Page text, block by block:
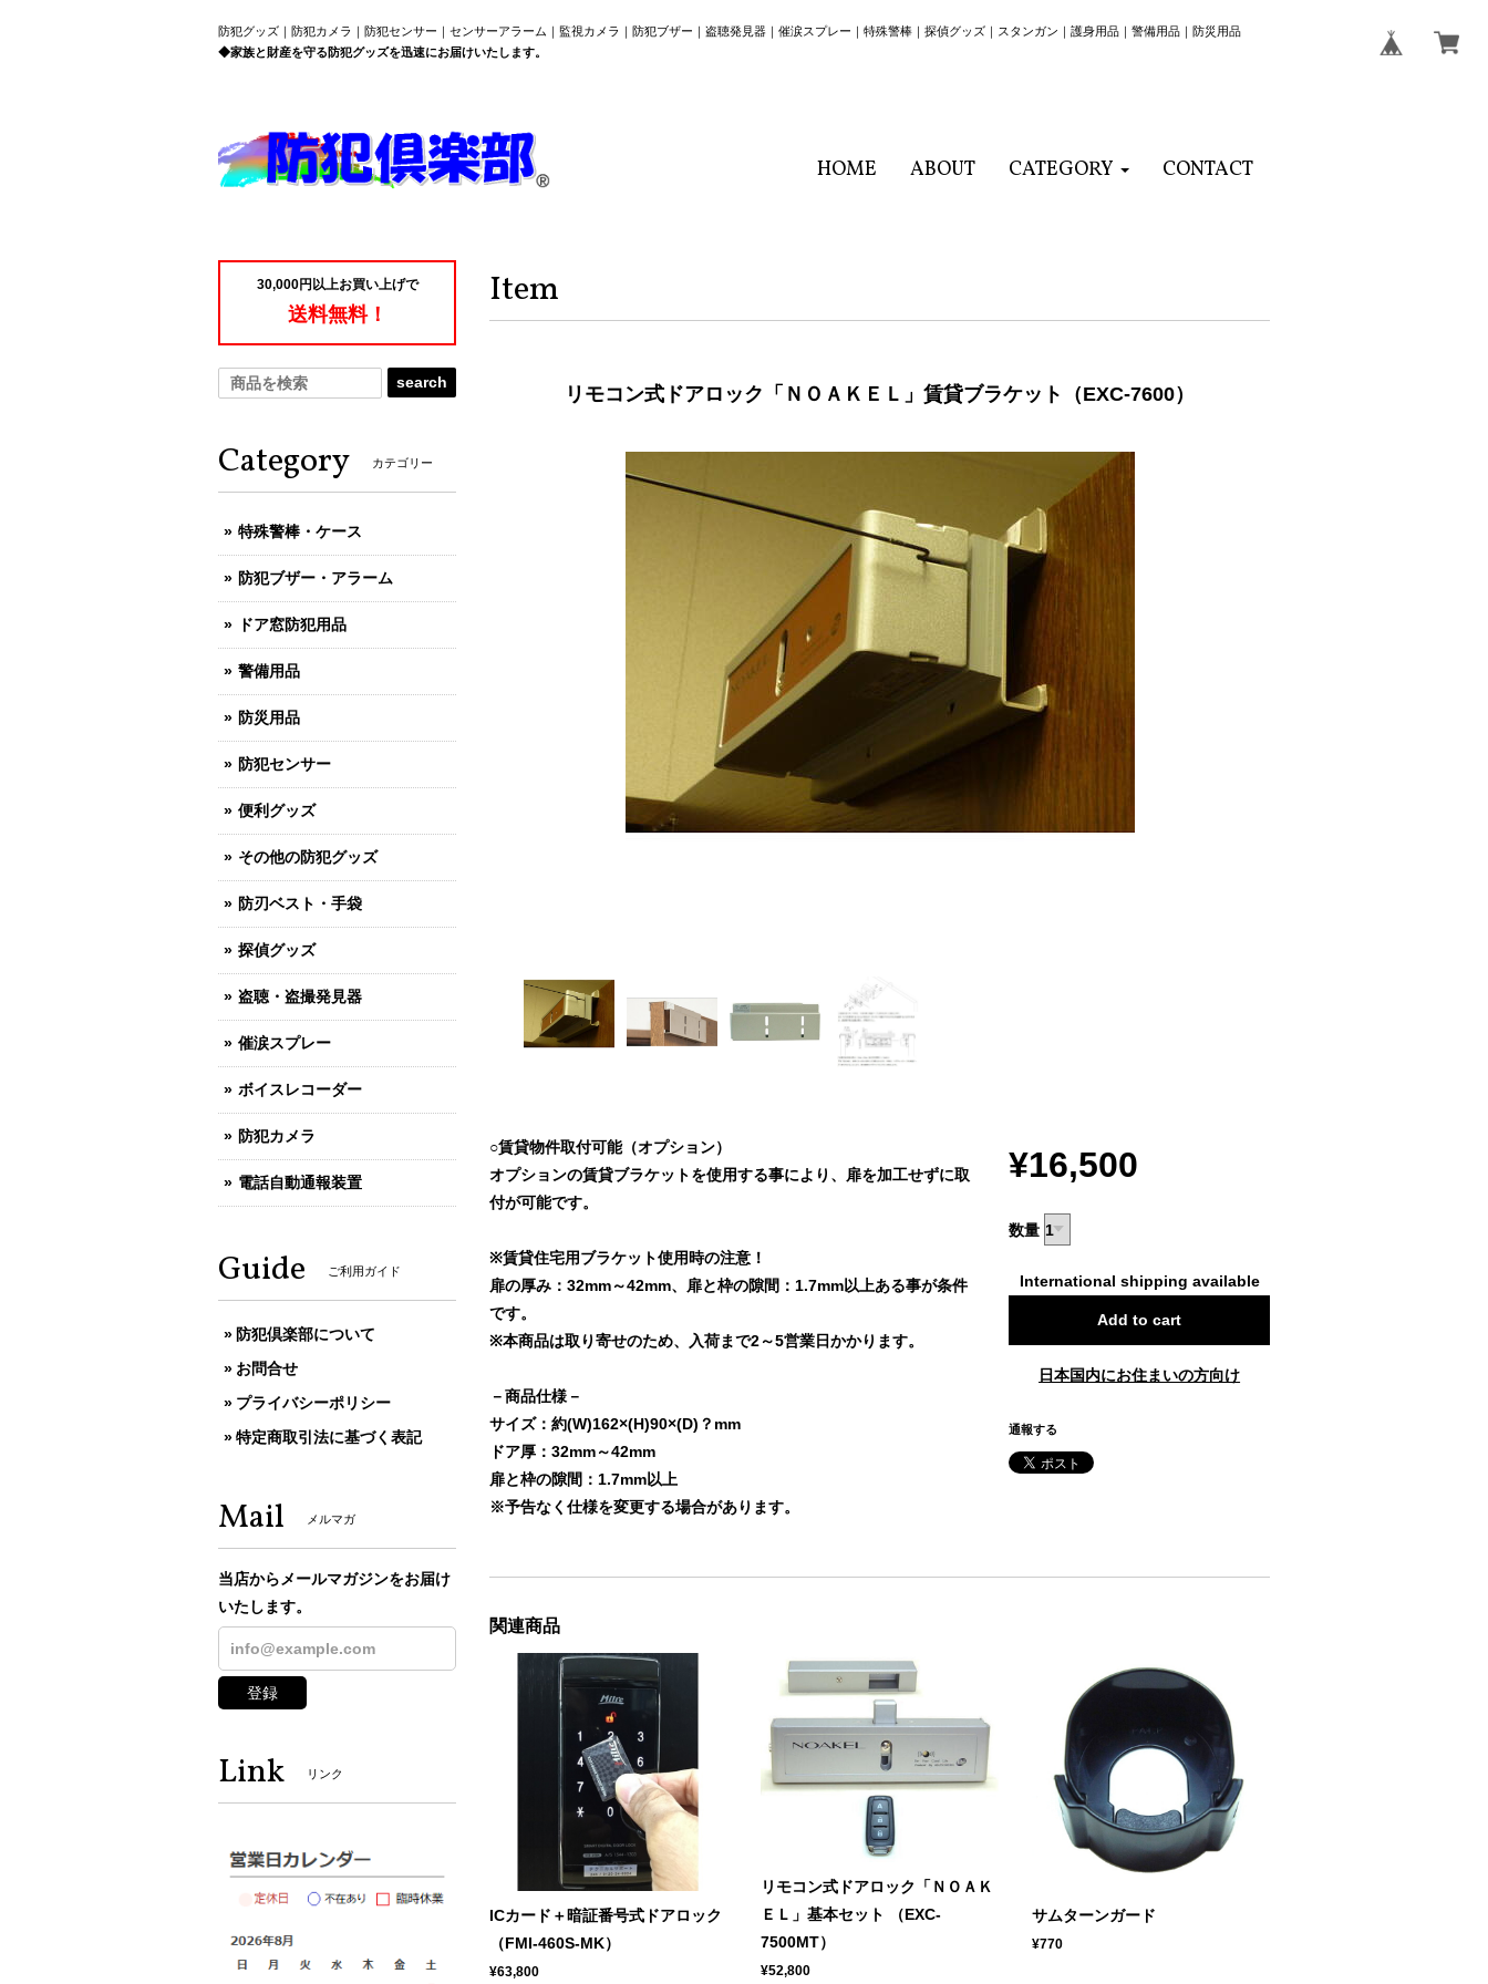
防犯グッズ｜防犯カメラ｜防犯センサー｜センサーアラーム｜監視カメラ｜防犯ブザー｜盗聴発見器｜催涙スプレー｜特殊警棒｜探偵グッズ｜スタンガン｜護身用品｜警備用品｜防災用品
◆家族と財産を守る防犯グッズを迅速にお届けいたします。
HOME ABOUT CATEGORY CONTACT
Item
リモコン式ドアロック「ＮＯＡＫＥＬ」賃貸ブラケット（EXC-7600）
○賃貸物件取付可能（オプション）
オプションの賃貸ブラケットを使用する事により、扉を加工せずに取
付が可能です。
※賃貸住宅用ブラケット使用時の注意！
扉の厚み：32mm～42mm、扉と枠の隙間：1.7mm以上ある事が条件
です。
※本商品は取り寄せのため、入荷まで2～5営業日かかります。
－商品仕様－
サイズ：約(W)162×(H)90×(D)？mm
ドア厚：32mm～42mm
扉と枠の隙間：1.7mm以上
※予告なく仕様を変更する場合があります。
¥16,500
数量
International shipping available
Add to cart
日本国内にお住まいの方向け
通報する
関連商品
ICカード＋暗証番号式ドアロック
（FMI-460S-MK）
¥63,800
リモコン式ドアロック「ＮＯＡＫ
ＥＬ」基本セット （EXC-
7500MT）
¥52,800
サムターンガード
¥770
30,000円以上お買い上げで
送料無料！
search
Category カテゴリー
特殊警棒・ケース
防犯ブザー・アラーム
ドア窓防犯用品
警備用品
防災用品
防犯センサー
便利グッズ
その他の防犯グッズ
防刃ベスト・手袋
探偵グッズ
盗聴・盗撮発見器
催涙スプレー
ボイスレコーダー
防犯カメラ
電話自動通報装置
Guide ご利用ガイド
防犯倶楽部について
お問合せ
プライバシーポリシー
特定商取引法に基づく表記
Mail メルマガ
当店からメールマガジンをお届け
いたします。
登録
Link リンク